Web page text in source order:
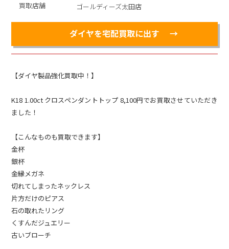
買取店舗
ゴールディーズ太田店
ダイヤを宅配買取に出す
【ダイヤ製品強化買取中！】
K18 1.00ct クロスペンダントトップ 8,100円でお買取させていただき
ました！
【こんなものも買取できます】
金杯
銀杯
金縁メガネ
切れてしまったネックレス
片方だけのピアス
石の取れたリング
くすんだジュエリー
古いブローチ